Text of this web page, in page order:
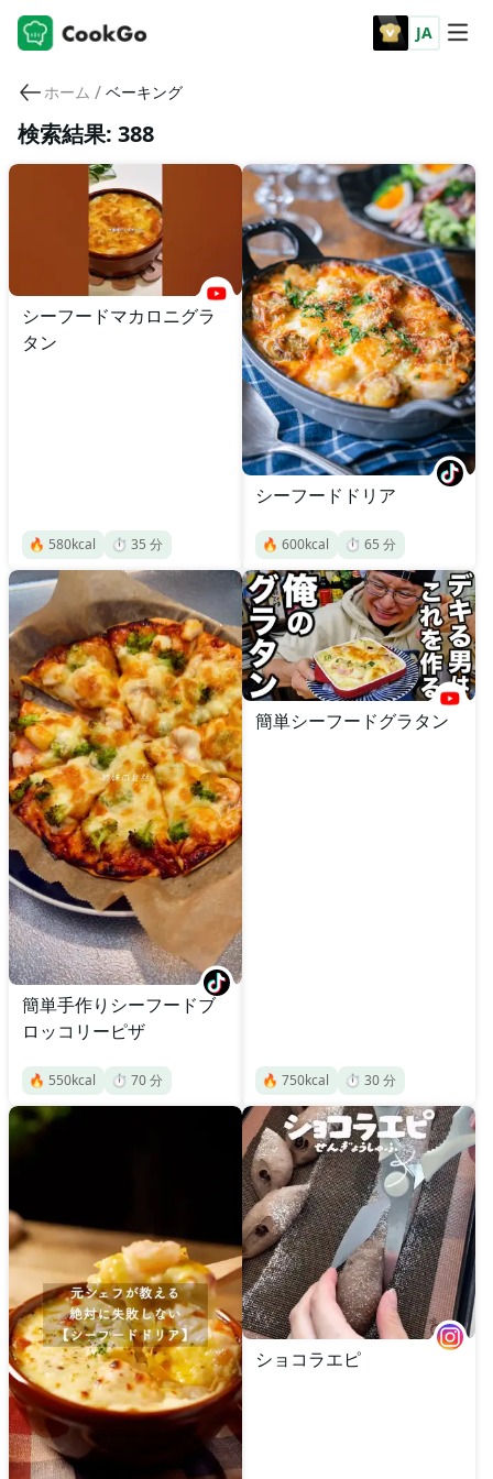
JA
ホーム / ベーキング
検索結果: 388
シーフードマカロニグラ
タン
🔥 580kcal ⏱️ 35 分
シーフードドリア
🔥 600kcal ⏱️ 65 分
簡単手作りシーフードブ
ロッコリーピザ
🔥 550kcal ⏱️ 70分
簡単シーフードグラタン
🔥 750kcal ⏱️ 30分
ショコラエピ